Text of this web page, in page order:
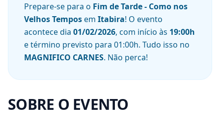
Prepare-se para o Fim de Tarde - Como nos
Velhos Temposem Itabira! O evento
acontece dia 01/02/2026, com início às 19:00h
e término previsto para 01:00h. Tudo isso no
MAGNIFICO CARNES. Não perca!
SOBRE O EVENTO